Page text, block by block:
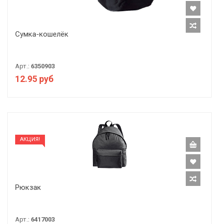
Сумка-кошелёк
Арт.: 6350903
12.95 руб
АКЦИЯ!
Рюкзак
Арт.: 6417003